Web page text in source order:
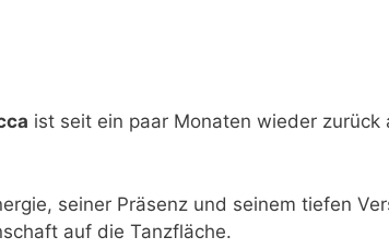
ist seit ein paar Monaten wieder
seiner Präsenz und seinem tiefen
auf die Tanzfläche.